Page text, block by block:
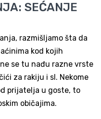
SEĆANJE
razmišljamo šta da
kod kojih
se tu nađu razne vrste
za rakiju i sl. Nekome
prijatelja u goste, to
običajima.